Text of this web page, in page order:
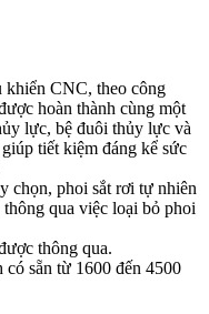
khiển CNC, theo công
hoàn thành cùng một
lực, bệ đuôi thủy lực và
tiết kiệm đáng kể sức
chọn, phoi sắt rơi tự nhiên
qua việc loại bỏ phoi
thông qua.
sẵn từ 1600 đến 4500